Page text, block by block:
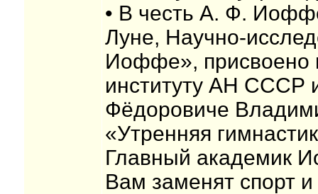
• В честь А. Ф.
Луне, Научно-
Иоффе», присвоено
институту АН СССР
Фёдоровиче
«Утренняя
Главный академик
Вам заменят спорт